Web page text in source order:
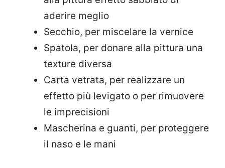
aderire meglio
Secchio, per miscelare la vernice
Spatola, per donare alla pittura una
texture diversa
Carta vetrata, per realizzare un
effetto più levigato o per rimuovere
le imprecisioni
Mascherina e guanti, per proteggere
il naso e le mani